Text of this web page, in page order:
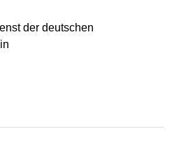
der deutschen